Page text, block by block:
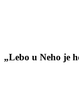
„Lebo u Neho je